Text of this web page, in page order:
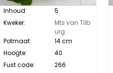
Inhoud:
5
Kweker:
Mts van Tilb
urg
Potmaat:
14 cm
Hoogte:
40
Fust code:
266